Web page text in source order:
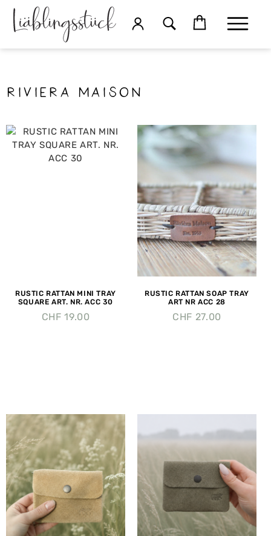
Riviera Maison
RUSTIC RATTAN MINI TRAY
SQUARE ART. NR. ACC 30
CHF 19.00
RUSTIC RATTAN SOAP TRAY
ART NR ACC 28
CHF 27.00